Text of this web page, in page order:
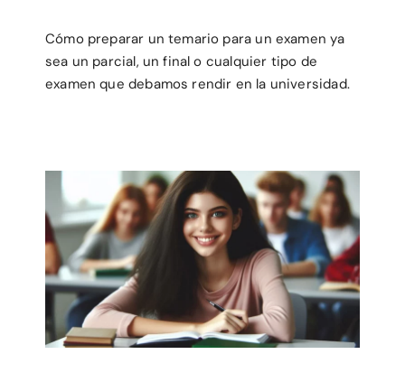
Cómo preparar un temario para un examen ya
sea un parcial, un final o cualquier tipo de
examen que debamos rendir en la universidad.